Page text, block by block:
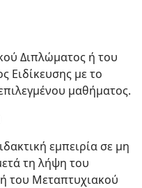
Διπλώματος ή του
Ειδίκευσης με το
μαθήματος.
εμπειρία σε μη
τη λήψη του
του Μεταπτυχιακού